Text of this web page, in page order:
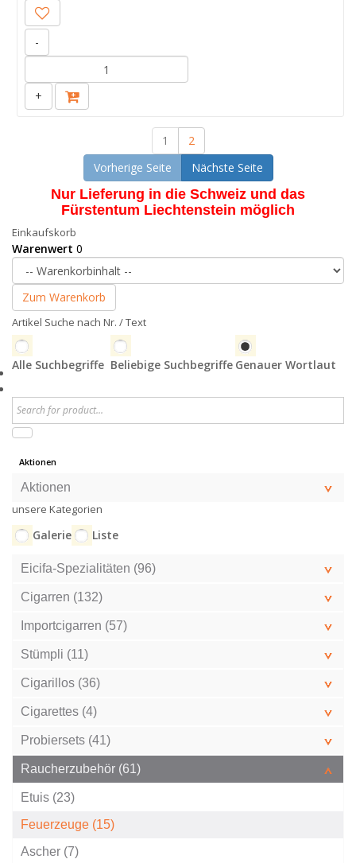
-
+
1
2
Vorherige Seite
Nächste Seite
Nur Lieferung in die Schweiz und das
Fürstentum Liechtenstein möglich
Einkaufskorb
Warenwert 0
Zum Warenkorb
Artikel Suche nach Nr. / Text
Alle Suchbegriffe Beliebige Suchbegriffe Genauer Wortlaut
Aktionen
Aktionen
unsere Kategorien
Galerie Liste
Eicifa-Spezialitäten (96)
Cigarren (132)
Importcigarren (57)
Stümpli (11)
Cigarillos (36)
Cigarettes (4)
Probiersets (41)
Raucherzubehör (61)
Etuis (23)
Feuerzeuge (15)
Ascher (7)